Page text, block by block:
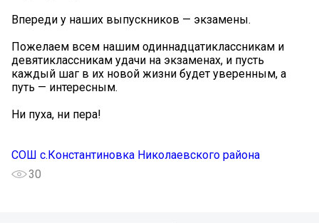
Впереди у наших выпускников — экзамены.
Пожелаем всем нашим одиннадцатиклассникам и
девятиклассникам удачи на экзаменах, и пусть
каждый шаг в их новой жизни будет уверенным, а
путь — интересным.
Ни пуха, ни пера!
СОШ с.Константиновка Николаевского района
30